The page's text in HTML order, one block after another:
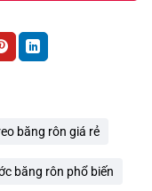
băng rôn giá rẻ
băng rôn phổ biến